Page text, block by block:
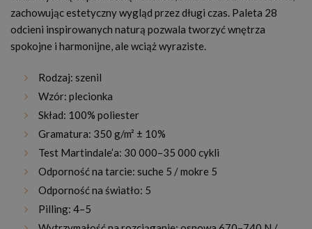
zachowując estetyczny wygląd przez długi czas. Paleta 28
odcieni inspirowanych naturą pozwala tworzyć wnętrza
spokojne i harmonijne, ale wciąż wyraziste.
Rodzaj: szenil
Wzór: plecionka
Skład: 100% poliester
Gramatura: 350 g/m² ± 10%
Test Martindale’a: 30 000–35 000 cykli
Odporność na tarcie: suche 5 / mokre 5
Odporność na światło: 5
Pilling: 4–5